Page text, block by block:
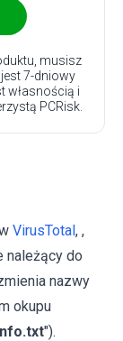
musisz
7-dniowy
własnością i
PCRisk.
VirusTotal, ,
należący do
nazwy
okupu
").